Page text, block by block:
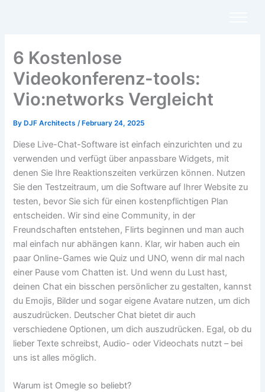
6 Kostenlose
Videokonferenz-tools:
Vio:networks Vergleicht
By DJF Architects/ February 24, 2025
Diese Live-Chat-Software ist einfach einzurichten und zu
verwenden und verfügt über anpassbare Widgets, mit
denen Sie Ihre Reaktionszeiten verkürzen können. Nutzen
Sie den Testzeitraum, um die Software auf Ihrer Website zu
testen, bevor Sie sich für einen kostenpflichtigen Plan
entscheiden. Wir sind eine Community, in der
Freundschaften entstehen, Flirts beginnen und man auch
mal einfach nur abhängen kann. Klar, wir haben auch ein
paar Online-Games wie Quiz und UNO, wenn dir mal nach
einer Pause vom Chatten ist. Und wenn du Lust hast,
deinen Chat ein bisschen persönlicher zu gestalten, kannst
du Emojis, Bilder und sogar eigene Avatare nutzen, um dich
auszudrücken. Deutscher Chat bietet dir auch
verschiedene Optionen, um dich auszudrücken. Egal, ob du
lieber Texte schreibst, Audio- oder Videochats nutzt – bei
uns ist alles möglich.
Warum ist Omegle so beliebt?